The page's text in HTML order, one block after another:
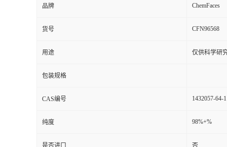
品牌 ChemFaces
货号 CFN96568
用途 仅供科学研
包装规格
CAS编号 1432057-64-1
纯度 98%+%
是否进口 否